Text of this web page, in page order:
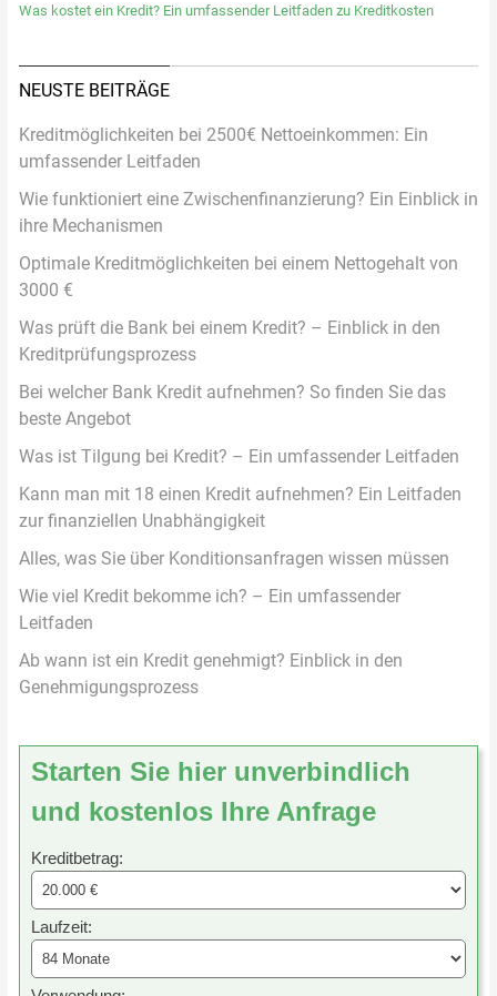
Was kostet ein Kredit? Ein umfassender Leitfaden zu Kreditkosten
NEUSTE BEITRÄGE
Kreditmöglichkeiten bei 2500€ Nettoeinkommen: Ein
umfassender Leitfaden
Wie funktioniert eine Zwischenfinanzierung? Ein Einblick in
ihre Mechanismen
Optimale Kreditmöglichkeiten bei einem Nettogehalt von
3000 €
Was prüft die Bank bei einem Kredit? – Einblick in den
Kreditprüfungsprozess
Bei welcher Bank Kredit aufnehmen? So finden Sie das
beste Angebot
Was ist Tilgung bei Kredit? – Ein umfassender Leitfaden
Kann man mit 18 einen Kredit aufnehmen? Ein Leitfaden
zur finanziellen Unabhängigkeit
Alles, was Sie über Konditionsanfragen wissen müssen
Wie viel Kredit bekomme ich? – Ein umfassender
Leitfaden
Ab wann ist ein Kredit genehmigt? Einblick in den
Genehmigungsprozess
Starten Sie hier unverbindlich
und kostenlos Ihre Anfrage
Kreditbetrag:
Laufzeit: